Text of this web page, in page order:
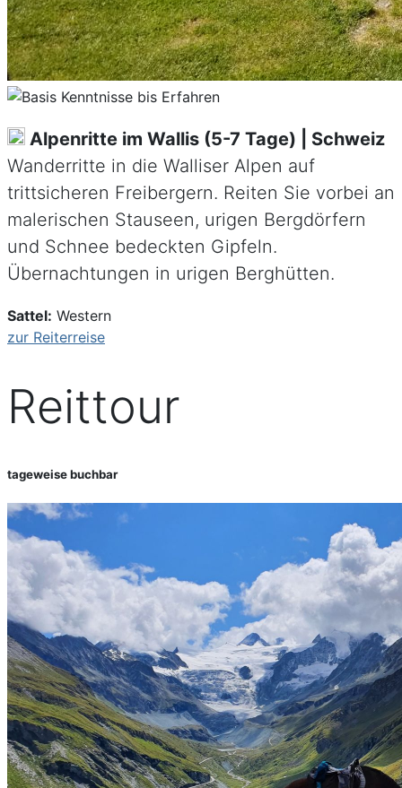
Alpenritte im Wallis (5-7 Tage) | Schweiz
Wanderritte in die Walliser Alpen auf
trittsicheren Freibergern. Reiten Sie vorbei an
malerischen Stauseen, urigen Bergdörfern
und Schnee bedeckten Gipfeln.
Übernachtungen in urigen Berghütten.
Sattel: Western
zur Reiterreise
Reittour
tageweise buchbar